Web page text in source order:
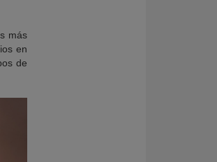
más
en
de